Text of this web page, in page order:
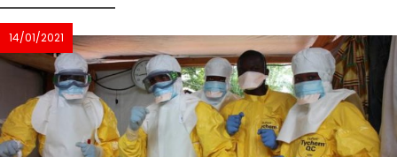
14/01/2021